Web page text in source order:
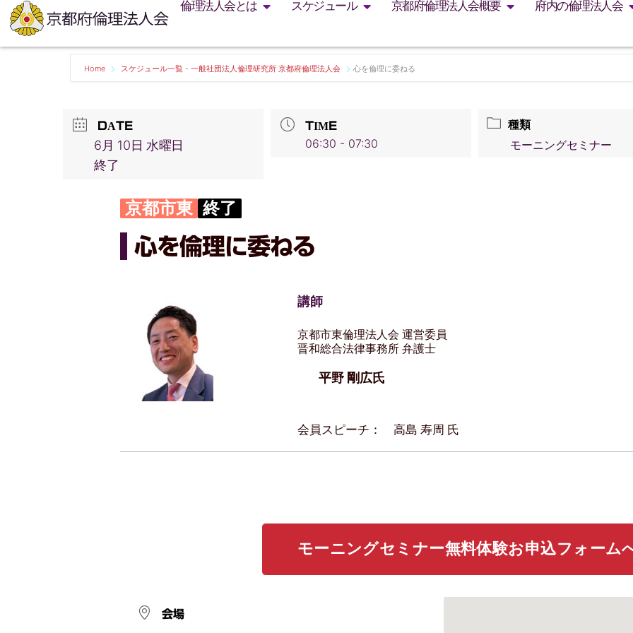
倫理法人会とは スケジュール 京都府倫理法人会概要 府内の倫理法人会
Home スケジュール一覧 - 一般社団法人倫理研究所 京都府倫理法人会 心を倫理に委ねる
DATE
6月 10日 水曜日
終了
TIME
06:30 - 07:30
種類
モーニングセミナー
京都市東 終了
心を倫理に委ねる
講師
京都市東倫理法人会 運営委員
晋和総合法律事務所 弁護士
平野 剛広氏
会員スピーチ： 高島 寿周 氏
モーニングセミナー無料体験お申込フォーム
会場